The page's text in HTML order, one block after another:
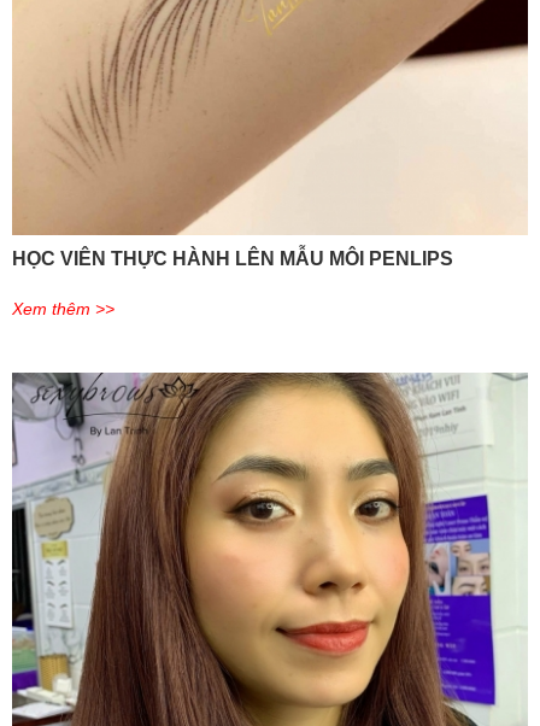
HỌC VIÊN THỰC HÀNH LÊN MẪU MÔI PENLIPS
Xem thêm >>